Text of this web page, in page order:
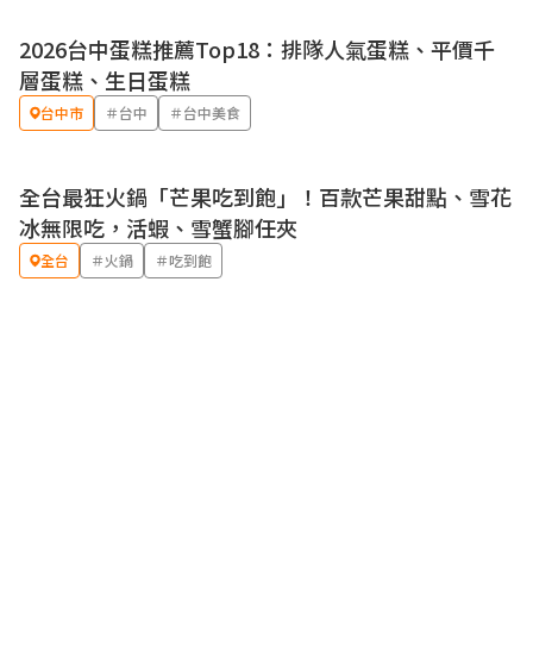
2026台中蛋糕推薦Top18：排隊人氣蛋糕、平價千
層蛋糕、生日蛋糕
台中市 ＃台中 ＃台中美食
全台最狂火鍋「芒果吃到飽」！百款芒果甜點、雪花
冰無限吃，活蝦、雪蟹腳任夾
全台 ＃火鍋 ＃吃到飽